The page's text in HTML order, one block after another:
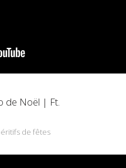
de Noël | Ft.
de fêtes